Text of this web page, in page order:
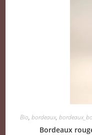
Bio, bordeaux,
Bordeaux